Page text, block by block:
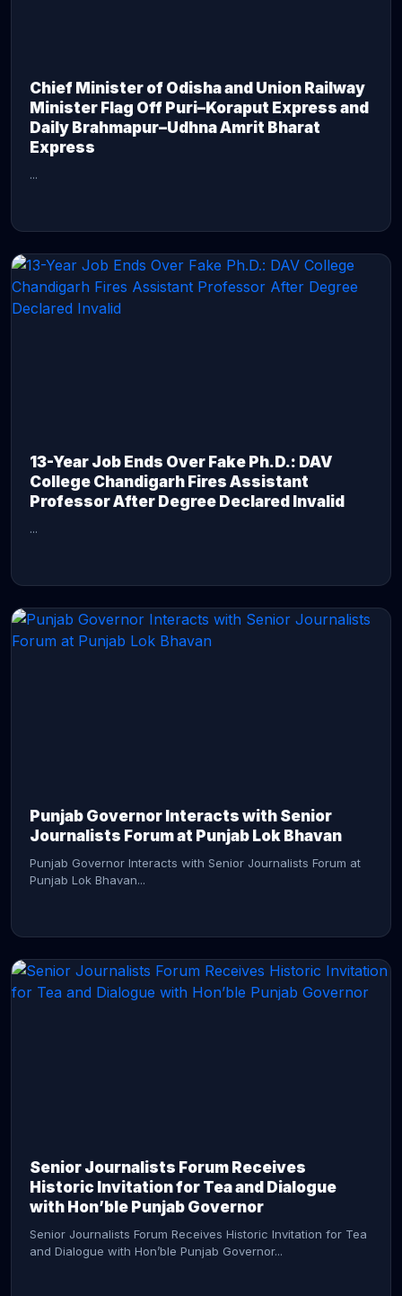
Chief Minister of Odisha and Union Railway
Minister Flag Off Puri–Koraput Express and
Daily Brahmapur–Udhna Amrit Bharat
Express
...
13-Year Job Ends Over Fake Ph.D.: DAV
College Chandigarh Fires Assistant
Professor After Degree Declared Invalid
...
Punjab Governor Interacts with Senior
Journalists Forum at Punjab Lok Bhavan
Punjab Governor Interacts with Senior Journalists Forum at
Punjab Lok Bhavan...
Senior Journalists Forum Receives
Historic Invitation for Tea and Dialogue
with Hon’ble Punjab Governor
Senior Journalists Forum Receives Historic Invitation for Tea
and Dialogue with Hon’ble Punjab Governor...